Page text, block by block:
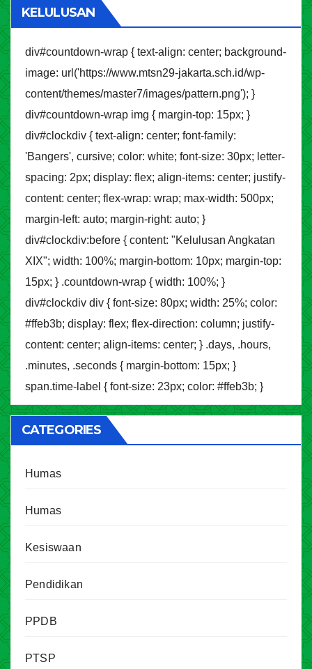
KELULUSAN
div#countdown-wrap { text-align: center; background-
image: url('https://www.mtsn29-jakarta.sch.id/wp-
content/themes/master7/images/pattern.png'); }
div#countdown-wrap img { margin-top: 15px; }
div#clockdiv { text-align: center; font-family:
'Bangers', cursive; color: white; font-size: 30px; letter-
spacing: 2px; display: flex; align-items: center; justify-
content: center; flex-wrap: wrap; max-width: 500px;
margin-left: auto; margin-right: auto; }
div#clockdiv:before { content: "Kelulusan Angkatan
XIX"; width: 100%; margin-bottom: 10px; margin-top:
15px; } .countdown-wrap { width: 100%; }
div#clockdiv div { font-size: 80px; width: 25%; color:
#ffeb3b; display: flex; flex-direction: column; justify-
content: center; align-items: center; } .days, .hours,
.minutes, .seconds { margin-bottom: 15px; }
span.time-label { font-size: 23px; color: #ffeb3b; }
CATEGORIES
Humas
Humas
Kesiswaan
Pendidikan
PPDB
PTSP